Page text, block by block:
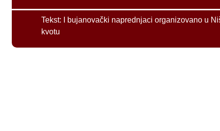
Tekst:
I bujanovački naprednjaci organizovano u
kvotu